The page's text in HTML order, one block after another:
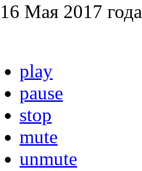
16 Мая 2017 года
play
pause
stop
mute
unmute